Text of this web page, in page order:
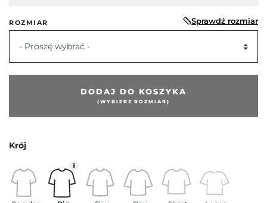
ROZMIAR Sprawdź rozmiar
- Proszę wybrać -
DODAJ DO KOSZYKA
(WYBIERZ ROZMIAR)
Krój